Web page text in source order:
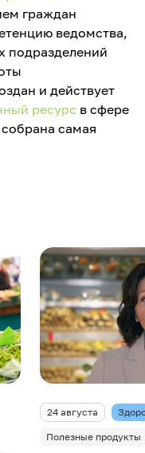
граждан
ведомства,
подразделений
и действует
ресурс в сфере
самая
24 августа
Полезные продукты